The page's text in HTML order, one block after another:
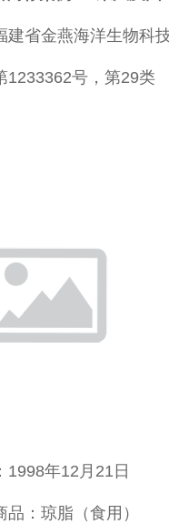
建省金燕海洋生物科
1233362号，第29类
1998年12月21日
：琼脂（食用）